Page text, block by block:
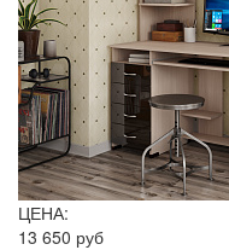
ЦЕНА:
13 650 руб